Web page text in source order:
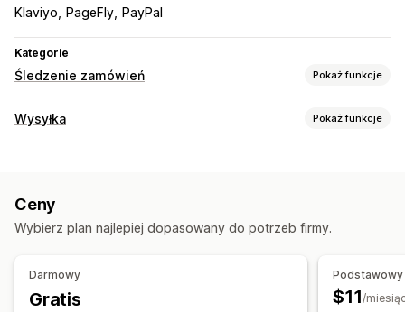
Klaviyo
PageFly PayPal
Kategorie
Śledzenie zamówień Pokaż funkcje
Śledzenie
Niestandardowy link śledzenia
Przewidywana data dostawy
Globalne śledzenie
Ukrywanie przewoźnika
Wysyłka Pokaż funkcje
Synchronizacja zamówień
Wybór przewoźnika
Ceny
Wybierz plan najlepiej dopasowany do potrzeb firmy.
Darmowy
Gratis
Podstawowy
$11/